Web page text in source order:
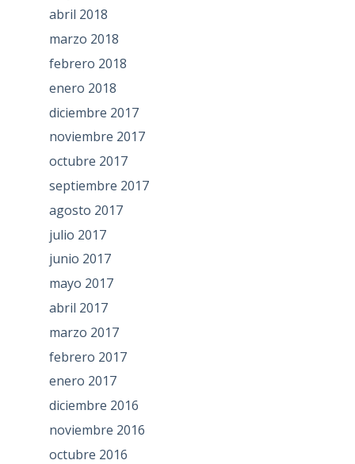
abril 2018
marzo 2018
febrero 2018
enero 2018
diciembre 2017
noviembre 2017
octubre 2017
septiembre 2017
agosto 2017
julio 2017
junio 2017
mayo 2017
abril 2017
marzo 2017
febrero 2017
enero 2017
diciembre 2016
noviembre 2016
octubre 2016